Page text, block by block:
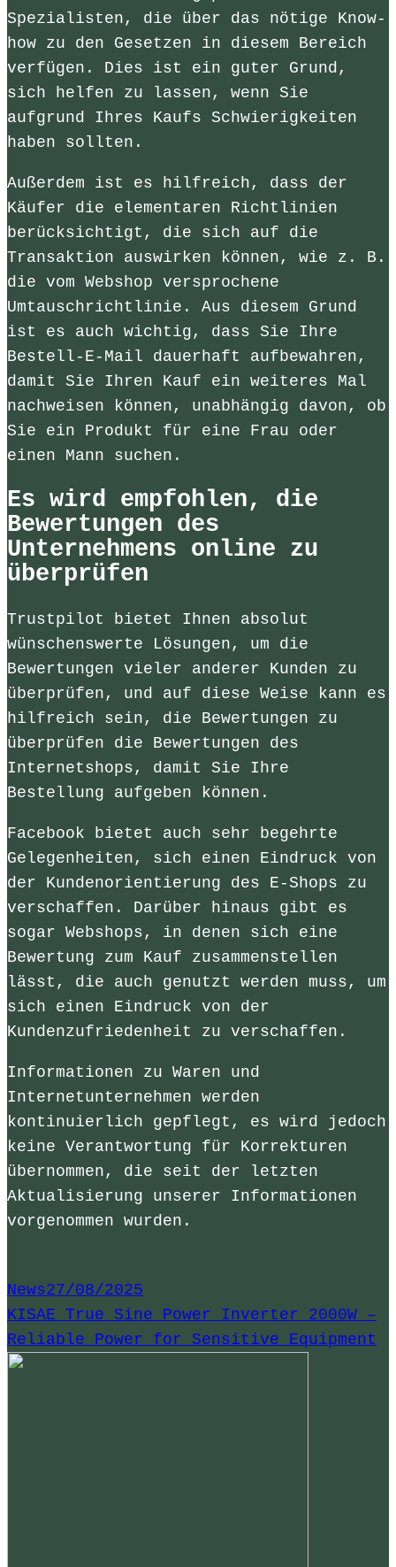
Spezialisten, die über das nötige Know-
how zu den Gesetzen in diesem Bereich
verfügen. Dies ist ein guter Grund,
sich helfen zu lassen, wenn Sie
aufgrund Ihres Kaufs Schwierigkeiten
haben sollten.
Außerdem ist es hilfreich, dass der
Käufer die elementaren Richtlinien
berücksichtigt, die sich auf die
Transaktion auswirken können, wie z. B.
die vom Webshop versprochene
Umtauschrichtlinie. Aus diesem Grund
ist es auch wichtig, dass Sie Ihre
Bestell-E-Mail dauerhaft aufbewahren,
damit Sie Ihren Kauf ein weiteres Mal
nachweisen können, unabhängig davon, ob
Sie ein Produkt für eine Frau oder
einen Mann suchen.
Es wird empfohlen, die
Bewertungen des
Unternehmens online zu
überprüfen
Trustpilot bietet Ihnen absolut
wünschenswerte Lösungen, um die
Bewertungen vieler anderer Kunden zu
überprüfen, und auf diese Weise kann es
hilfreich sein, die Bewertungen zu
überprüfen die Bewertungen des
Internetshops, damit Sie Ihre
Bestellung aufgeben können.
Facebook bietet auch sehr begehrte
Gelegenheiten, sich einen Eindruck von
der Kundenorientierung des E-Shops zu
verschaffen. Darüber hinaus gibt es
sogar Webshops, in denen sich eine
Bewertung zum Kauf zusammenstellen
lässt, die auch genutzt werden muss, um
sich einen Eindruck von der
Kundenzufriedenheit zu verschaffen.
Informationen zu Waren und
Internetunternehmen werden
kontinuierlich gepflegt, es wird jedoch
keine Verantwortung für Korrekturen
übernommen, die seit der letzten
Aktualisierung unserer Informationen
vorgenommen wurden.
News27/08/2025
KISAE True Sine Power Inverter 2000W –
Reliable Power for Sensitive Equipment